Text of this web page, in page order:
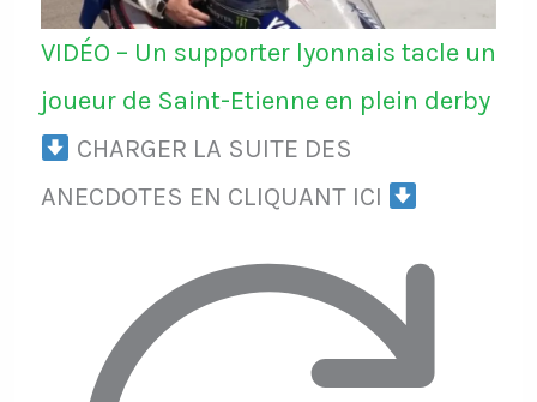
VIDÉO – Un supporter lyonnais tacle un
joueur de Saint-Etienne en plein derby
CHARGER LA SUITE DES
ANECDOTES EN CLIQUANT ICI